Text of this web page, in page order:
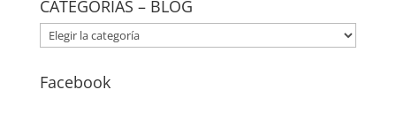
CATEGORÍAS – BLOG
CATEGORÍAS
–
Facebook